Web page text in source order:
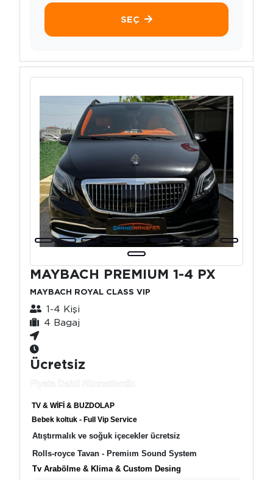
SEÇ
MAYBACH PREMIUM 1-4 PX
MAYBACH ROYAL CLASS VIP
1-4 Kişi
4 Bagaj
Ücretsiz
Fiyata Dahil Hizmetlerdir.
TV & WİFİ & BUZDOLAP
Bebek koltuk - Full Vip Service
Atıştırmalık ve soğuk içecekler ücretsiz
Rolls-royce Tavan - Premiım Sound System
Tv Arabölme & Klima & Custom Desing